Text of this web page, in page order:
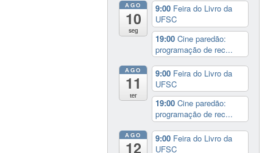
AGO
10
seg
9:00 Feira do Livro da
UFSC
19:00Cine paredão:
programação de rec...
AGO
11
ter
9:00 Feira do Livro da
UFSC
19:00Cine paredão:
programação de rec...
AGO
12
9:00 Feira do Livro da
UFSC